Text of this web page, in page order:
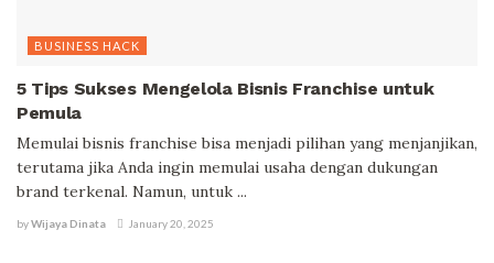
BUSINESS HACK
5 Tips Sukses Mengelola Bisnis Franchise untuk
Pemula
Memulai bisnis franchise bisa menjadi pilihan yang menjanjikan,
terutama jika Anda ingin memulai usaha dengan dukungan
brand terkenal. Namun, untuk ...
byWijaya Dinata January 20, 2025